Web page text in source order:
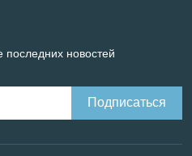
последних новостей